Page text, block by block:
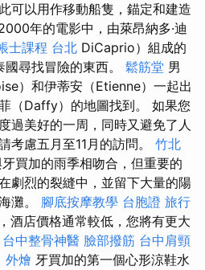
可以用作移動船隻，錨定和建造
年的電影中，由萊昂納多·迪
士課程 台北 DiCaprio）組成的
尋找冒險的東西。 鬆筋堂 男
）和伊蒂安（Etienne）一起出
（Daffy）的地圖找到。 如果您
過美好的一周，同時又避免了人
考慮五月至11月的訪問。 竹北
買加的雨季相吻合，但重要的
劇烈的裂縫中，並留下大量的陽
灘。 腳底按摩教學 台胞證 旅行
酒店價格通常較低，您將有更大
台中整骨神醫 臉部撥筋 台中肩頸
外燴 牙買加的第一個心形涼鞋水